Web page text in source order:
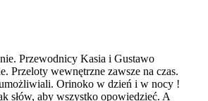
Przewodnicy Kasia i Gustawo
Przeloty wewnętrzne zawsze na czas.
Orinoko w dzień i w nocy !
słów, aby wszystko opowiedzieć. A